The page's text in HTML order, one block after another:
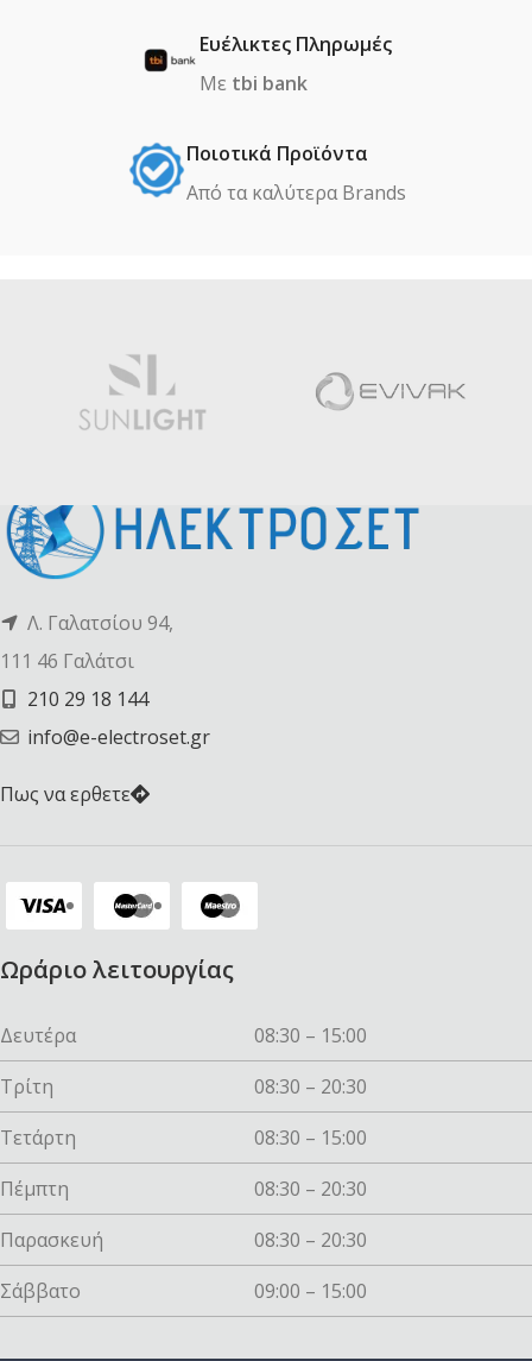
Ευέλικτες Πληρωμές
Με tbi bank
Ποιοτικά Προϊόντα
Από τα καλύτερα Βrands
Λ. Γαλατσίου 94,
111 46 Γαλάτσι
210 29 18 144
info@e-electroset.gr
Πως να ερθετε
Ωράριο λειτουργίας
Δευτέρα
08:30 – 15:00
Τρίτη
08:30 – 20:30
Τετάρτη
08:30 – 15:00
Πέμπτη
08:30 – 20:30
Παρασκευή
08:30 – 20:30
Σάββατο
09:00 – 15:00